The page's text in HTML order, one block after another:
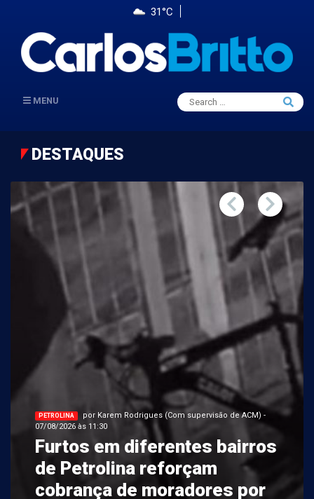
31°C
MENU
Search
for:
Search
DESTAQUES
PETROLINA
por Karem Rodrigues (Com supervisão de ACM) -
07/08/2026 às 11:30
Furtos em diferentes bairros
de Petrolina reforçam
cobrança de moradores por